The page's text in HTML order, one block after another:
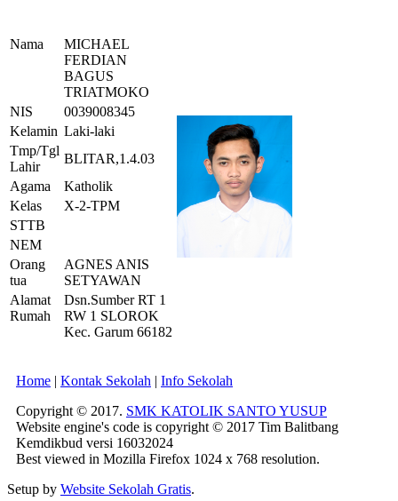
Nama
MICHAEL
FERDIAN
BAGUS
TRIATMOKO
NIS
0039008345
Kelamin Laki-laki
Tmp/Tgl
Lahir
BLITAR,1.4.03
Agama
Katholik
Kelas
X-2-TPM
STTB
NEM
Orang
tua
AGNES ANIS
SETYAWAN
Alamat
Rumah
Dsn.Sumber RT 1
RW 1 SLOROK
Kec. Garum 66182
Home | Kontak Sekolah | Info Sekolah
Copyright © 2017. SMK KATOLIK SANTO YUSUP
Website engine's code is copyright © 2017 Tim Balitbang
Kemdikbud versi 16032024
Best viewed in Mozilla Firefox 1024 x 768 resolution.
Setup by Website Sekolah Gratis.